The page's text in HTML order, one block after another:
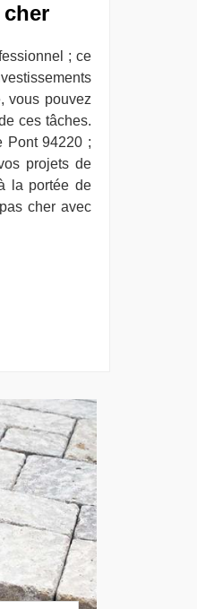
cher
; ce
vous pouvez
ces tâches.
Pont 94220 ;
projets de
la portée de
cher avec